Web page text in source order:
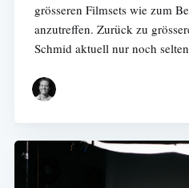
grösseren Filmsets wie zum
anzutreffen. Zurück zu
Schmid aktuell nur noch